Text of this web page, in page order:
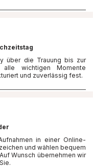
über die Trauung bis zur
wichtigen Momente
und zuverlässig fest.
in einer Online-
und wählen bequem
Wunsch übernehmen wir